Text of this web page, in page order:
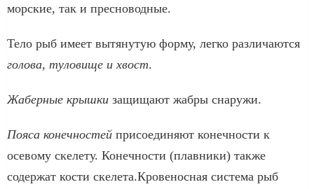
морские, так и пресноводные.
Тело рыб имеет вытянутую форму, легко различаются
голова, туловище и хвост.
Жаберные крышки защищают жабры снаружи.
Пояса конечностей присоединяют конечности к
осевому скелету. Конечности (плавники) также
содержат кости скелета.Кровеносная система рыб